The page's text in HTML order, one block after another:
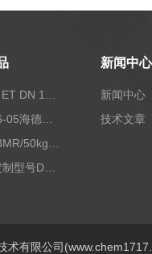
1169566-05海德汉西门子编码器现货
伟迪捷定制型号DHM506-5000-002
新闻中心
新闻中心
技术文章
术有限公司